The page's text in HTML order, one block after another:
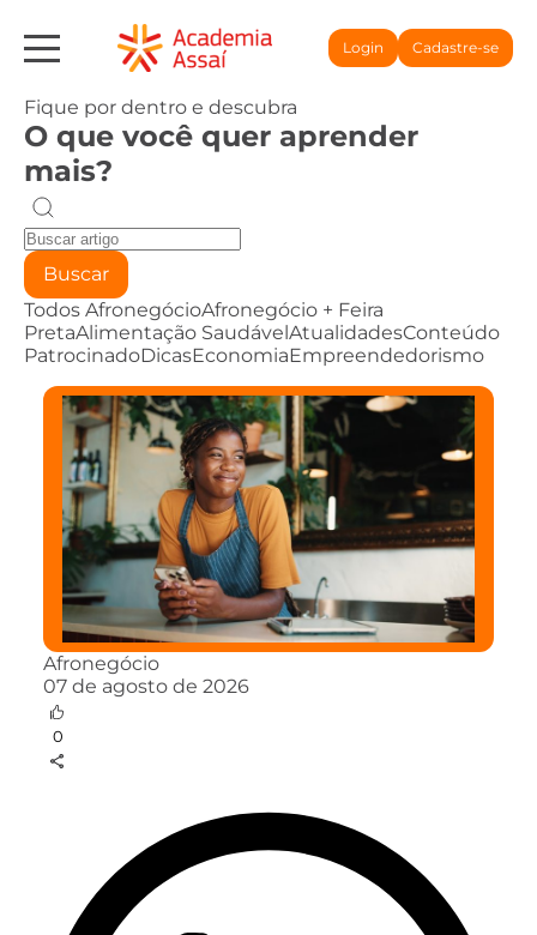
Login Cadastre-se
Fique por dentro e descubra
O que você quer aprender
mais?
Buscar
Todos AfronegócioAfronegócio + Feira
PretaAlimentação SaudávelAtualidadesConteúdo
PatrocinadoDicasEconomiaEmpreendedorismo
Afronegócio
07 de agosto de 2026
0